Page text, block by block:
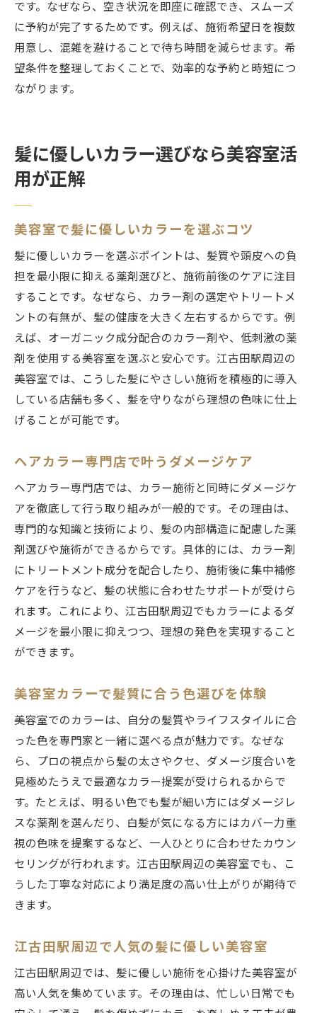
です。なぜなら、空き状況を即座に確認でき、スムーズ
に予約が完了するためです。例えば、施術希望日を複数
用意し、混雑を避けることで待ち時間を減らせます。希
望条件を整理しておくことで、効率的な予約と時短につ
ながります。
髪に優しいカラー選びなら美容室活
用が正解
美容室で髪に優しいカラーを選ぶコツ
髪に優しいカラーを選ぶポイントは、髪質や頭皮への負
担を最小限に抑える薬剤選びと、施術前後のケアに注目
することです。なぜなら、カラー剤の選定やトリートメ
ントの有無が、髪の健康を大きく左右するからです。例
えば、オーガニック成分配合のカラー剤や、低刺激の薬
剤を使用する美容室を選ぶと安心です。江古田駅周辺の
美容室では、こうした髪にやさしい施術を積極的に導入
している店舗も多く、髪を守りながら理想の色味に仕上
げることが可能です。
ヘアカラー専門店で叶うダメージケア
ヘアカラー専門店では、カラー施術と同時にダメージケ
アを徹底して行う取り組みが一般的です。その理由は、
専門的な知識と技術により、髪の内部構造に配慮した薬
剤選びや施術ができるからです。具体的には、カラー剤
にトリートメント成分を配合したり、施術後に集中補修
ケアを行うなど、髪の状態に合わせたサポートが受けら
れます。これにより、江古田駅周辺でもカラーによるダ
メージを最小限に抑えつつ、理想の発色を実現すること
ができます。
美容室カラーで髪質に合う色選びを体験
美容室でのカラーは、自分の髪質やライフスタイルに合
った色を専門家と一緒に選べる点が魅力です。なぜな
ら、プロの視点から髪の太さやクセ、ダメージ度合いを
見極めたうえで最適なカラー提案が受けられるからで
す。たとえば、明るい色でも髪が細い方にはダメージレ
スな薬剤を選んだり、白髪が気になる方にはカバー力重
視の色味を提案するなど、一人ひとりに合わせたカウン
セリングが行われます。江古田駅周辺の美容室でも、こ
うした丁寧な対応により満足度の高い仕上がりが期待で
きます。
江古田駅周辺で人気の髪に優しい美容室
江古田駅周辺では、髪に優しい施術を心掛けた美容室が
高い人気を集めています。その理由は、忙しい日常でも